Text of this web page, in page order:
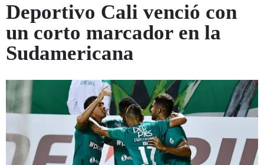
Deportivo Cali venció con
un corto marcador en la
Sudamericana